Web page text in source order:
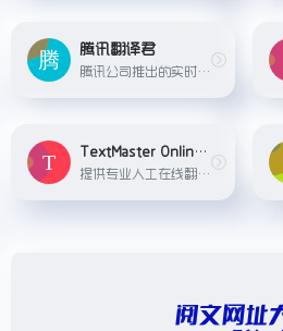
腾讯翻译君
腾讯公司推出的实时翻译软件，支持多种语言文字和语音翻译。
TextMaster Online Translation
提供专业人工在线翻译服务，特别适用于高质量文档翻译需求。